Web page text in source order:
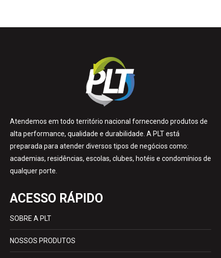
Atendemos em todo território nacional fornecendo produtos de
alta performance, qualidade e durabilidade. A PLT está
preparada para atender diversos tipos de negócios como:
academias, residências, escolas, clubes, hotéis e condomínios de
qualquer porte.
ACESSO RÁPIDO
SOBRE A PLT
NOSSOS PRODUTOS